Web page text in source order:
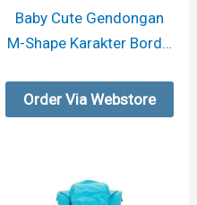
Baby Cute Gendongan
M-Shape Karakter Bordir
Order Via Webstore